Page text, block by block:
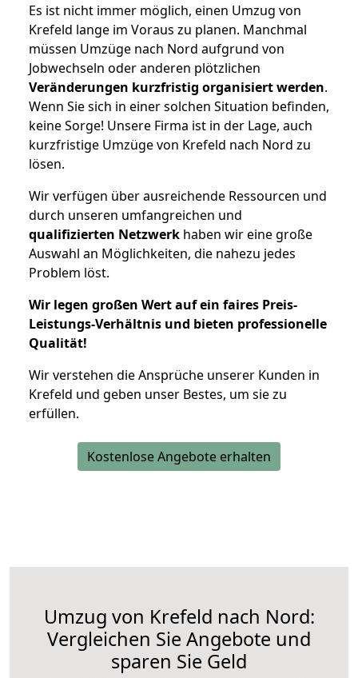
Es ist nicht immer möglich, einen Umzug von
Krefeld lange im Voraus zu planen. Manchmal
müssen Umzüge nach Nord aufgrund von
Jobwechseln oder anderen plötzlichen
Veränderungen kurzfristig organisiert werden.
Wenn Sie sich in einer solchen Situation befinden,
keine Sorge! Unsere Firma ist in der Lage, auch
kurzfristige Umzüge von Krefeld nach Nord zu
lösen.
Wir verfügen über ausreichende Ressourcen und
durch unseren umfangreichen und
qualifizierten Netzwerk haben wir eine große
Auswahl an Möglichkeiten, die nahezu jedes
Problem löst.
Wir legen großen Wert auf ein faires Preis-
Leistungs-Verhältnis und bieten professionelle
Qualität!
Wir verstehen die Ansprüche unserer Kunden in
Krefeld und geben unser Bestes, um sie zu
erfüllen.
Kostenlose Angebote erhalten
Umzug von Krefeld nach Nord:
Vergleichen Sie Angebote und
sparen Sie Geld